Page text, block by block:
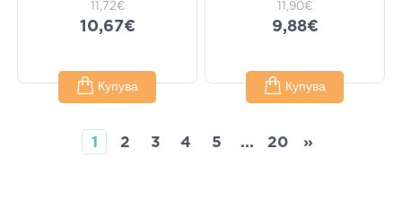
11,72€
10,67€
Купува
11,90€
9,88€
Купува
1 2 3 4 5 ... 20 »